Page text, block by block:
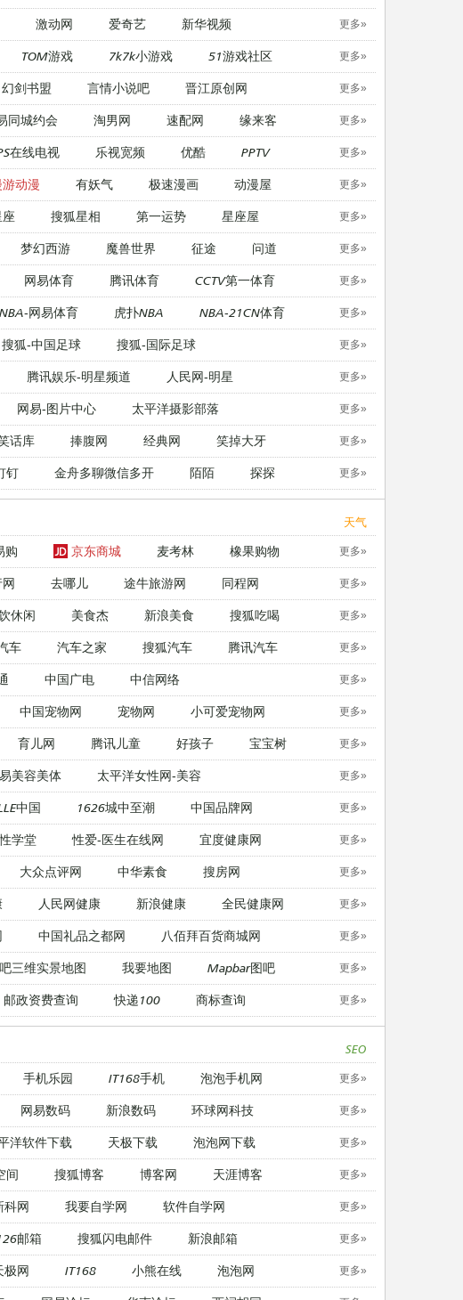
激动网 爱奇艺 新华视频 更多»
TOM游戏 7k7k小游戏 51游戏社区 更多»
幻剑书盟 言情小说吧 晋江原创网 更多»
同城约会 淘男网 速配网 缘来客 更多»
在线电视 乐视宽频 优酷 PPTV 更多»
游动漫 有妖气 极速漫画 动漫屋 更多»
搜狐星相 第一运势 星座屋 更多»
梦幻西游 魔兽世界 征途 问道 更多»
网易体育 腾讯体育 CCTV第一体育 更多»
NBA-网易体育 虎扑NBA NBA-21CN体育 更多»
搜狐-中国足球 搜狐-国际足球 更多»
腾讯娱乐-明星频道 人民网-明星 更多»
网易-图片中心 太平洋摄影部落 更多»
话库 捧腹网 经典网 笑掉大牙 更多»
钉 金舟多聊微信多开 陌陌 探探 更多»
天气
购 京东商城 麦考林 橡果购物 更多»
去哪儿 途牛旅游网 同程网 更多»
休闲 美食杰 新浪美食 搜狐吃喝 更多»
车 汽车之家 搜狐汽车 腾讯汽车 更多»
中国广电 中信网络 更多»
中国宠物网 宠物网 ​小可爱宠物网 更多»
育儿网 腾讯儿童 好孩子 宝宝树 更多»
美容美体 太平洋女性网-美容 更多»
中国 1626城中至潮 中国品牌网 更多»
学堂 性爱-医生在线网 宜度健康网 更多»
大众点评网 中华素食 搜房网 更多»
人民网健康 新浪健康 全民健康网 更多»
中国礼品之都网 八佰拜百货商城网 更多»
三维实景地图 我要地图 Mapbar图吧 更多»
邮政资费查询 快递100 商标查询 更多»
SEO
手机乐园 IT168手机 泡泡手机网 更多»
网易数码 新浪数码 环球网科技 更多»
洋软件下载 天极下载 泡泡网下载 更多»
间 搜狐博客 博客网 天涯博客 更多»
科网 我要自学网 软件自学网 更多»
邮箱 搜狐闪电邮件 新浪邮箱 更多»
极网 IT168 小熊在线 泡泡网 更多»